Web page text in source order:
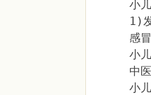
小儿
1)发热
感冒
小儿
中医
小儿